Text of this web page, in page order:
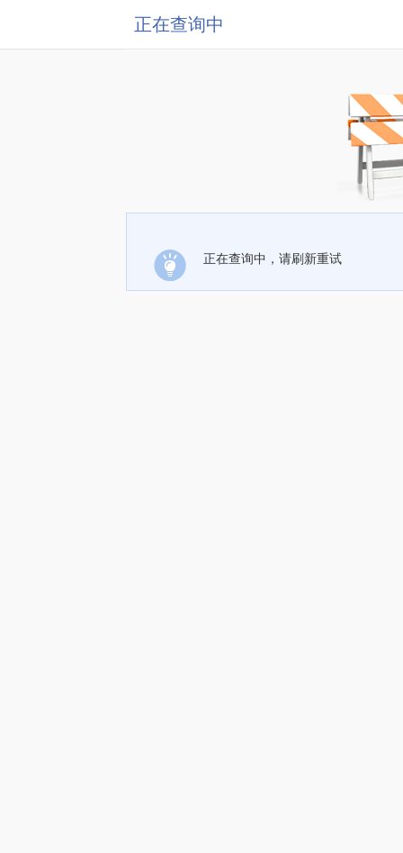
正在查询中
正在查询中，请刷新重试